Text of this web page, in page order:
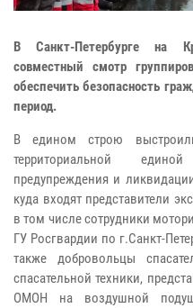
В Санкт-Петербурге на
совместный смотр
обеспечить безопасность
период.
В едином строю
территориальной
предупреждения и
куда входят представители
в том числе сотрудники
ГУ Росгвардии по г.Санкт-
также добровольцы
спасательной техники,
ОМОН на воздушной